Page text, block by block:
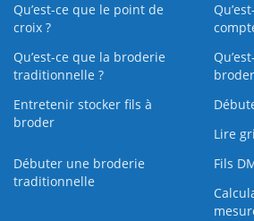
Qu’est-ce que le point de
croix ?
Qu’est-ce que la broderie
traditionnelle ?
Entretenir stocker fils à
broder
Lire
Débuter une broderie
traditionnelle
Fils